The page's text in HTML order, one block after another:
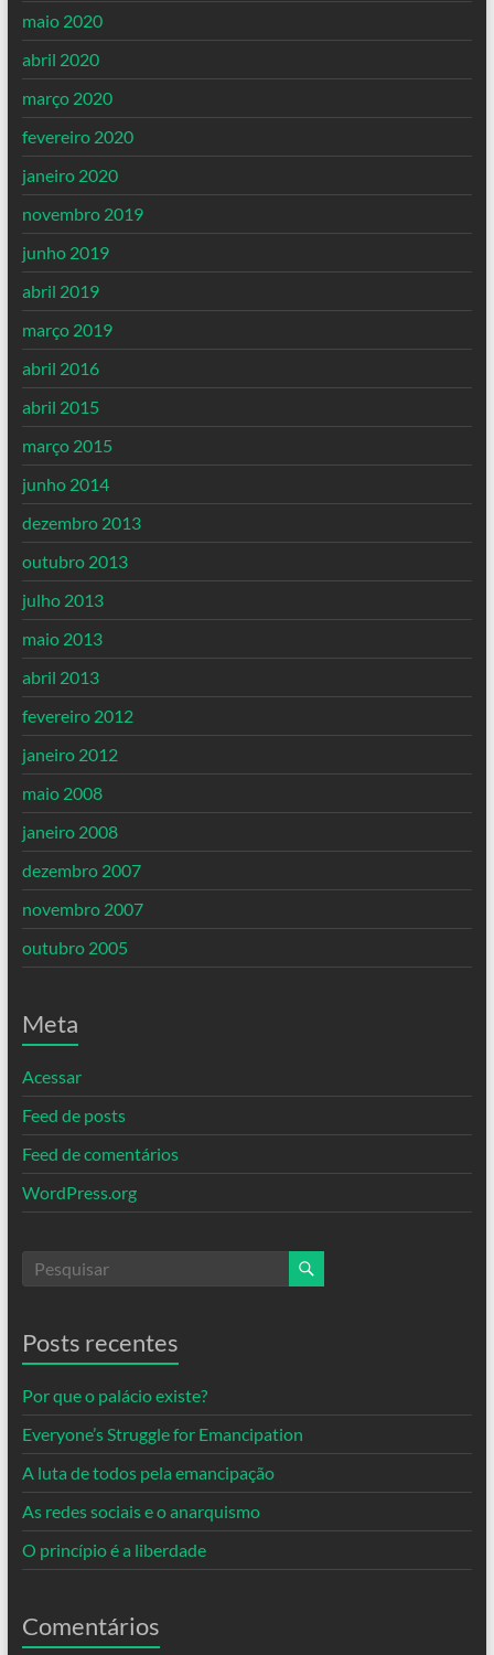
maio 2020
abril 2020
março 2020
fevereiro 2020
janeiro 2020
novembro 2019
junho 2019
abril 2019
março 2019
abril 2016
abril 2015
março 2015
junho 2014
dezembro 2013
outubro 2013
julho 2013
maio 2013
abril 2013
fevereiro 2012
janeiro 2012
maio 2008
janeiro 2008
dezembro 2007
novembro 2007
outubro 2005
Meta
Acessar
Feed de posts
Feed de comentários
WordPress.org
Posts recentes
Por que o palácio existe?
Everyone’s Struggle for Emancipation
A luta de todos pela emancipação
As redes sociais e o anarquismo
O princípio é a liberdade
Comentários